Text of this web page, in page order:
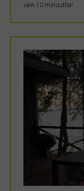
vain 10 minuuttia!